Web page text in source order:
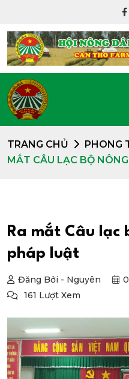
TRANG CHỦ PHONG
MẮT CÂU LẠC BỘ
Ra mắt Câu lạc
pháp luật
Đăng Bởi - Nguyên
161 Lượt Xem